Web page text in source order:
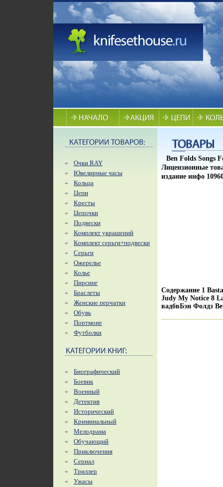
Очки RAY
Ювелирные часы
Кольца
Цепи
Кресты
Цепочки
Подвески
Комплект украшений
Комплект серьги+подвески
Серьги
Ожерелье
Колье
Пирсинг
Браслеты
Женские перчатки
Обувь
Портмоне
Футболки
Биографический
Боевик
Военный
Детектив
Исторический
Криминальный
Мелодрама
Обучающий
Приключения
Сериал
Триллер
Ужасы
Ben Folds Songs
Лицензионные
издание инфо
Содержание 1
Judy My Notice 8
вадбвБэн Фолдз